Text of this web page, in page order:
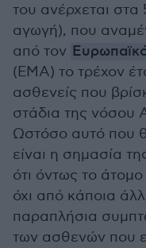
του ανέρχεται στα
αγωγή), που
από τον
(ΕΜΑ) το τρέχον
ασθενείς που
στάδια της νόσου
Ωστόσο αυτό που
είναι η σημασία
ότι όντως το
όχι από κάποια
παραπλήσια
των ασθενών που